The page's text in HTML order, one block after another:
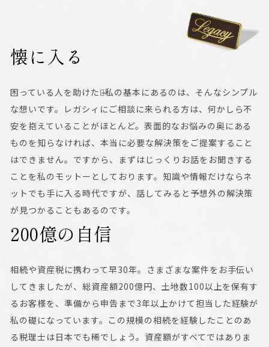
懐に入る
困っている人を助けたい̶私の基本にあるのは、そんなシンプル
な想いです。レガシィにご相談に来られる方は、何かしら不
安を抱えていることがほとんど。表面的なお悩みの奥にある
ものを知らなければ、本当に必要な解決策をご提案すること
はできません。ですから、まずはじっくりお話をお聞きする
ことを私のモットーとしております。知識や情報だけならネ
ットでも手に入る時代ですが、話してみると予想外の解決策
が見つかることもあるのです。
200億の自信
相続や資産税に携わって早30年。さまざまな案件をお手伝い
してきましたが、総資産額200億円、土地数100以上を保有す
るお客様を、準備から申告まで3年以上かけて担当した経験が
私の礎になっています。この規模の相続を経験したことのあ
る税理士は日本でも稀でしょう。資産額がすべてではありま